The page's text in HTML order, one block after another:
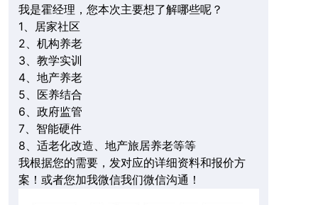
我是霍经理，您本次主要想了解哪些呢？
1、居家社区
2、机构养老
3、教学实训
4、地产养老
5、医养结合
6、政府监管
7、智能硬件
8、适老化改造、地产旅居养老等等
我根据您的需要，发对应的详细资料和报价方
案！或者您加我微信我们微信沟通！